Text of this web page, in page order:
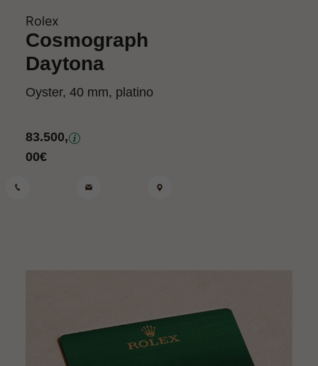
Rolex
Cosmograph
Daytona
Oyster, 40 mm, platino
83.500,
00€